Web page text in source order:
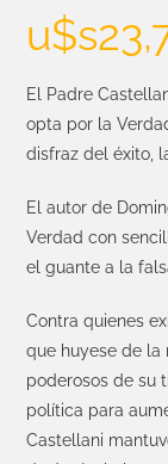
u$s
El Padre
opta por la
disfraz del éxito,
El autor de
Verdad con
el guante a la
Contra quienes
que huyese de la
poderosos de su
política para
Castellani